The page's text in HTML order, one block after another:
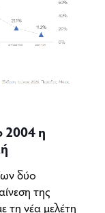
2004 η
δύο
της
τη νέα μελέτη